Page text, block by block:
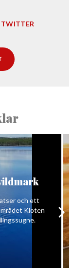
TWITTER
och ett
Kloten
I BERGSLAGENS